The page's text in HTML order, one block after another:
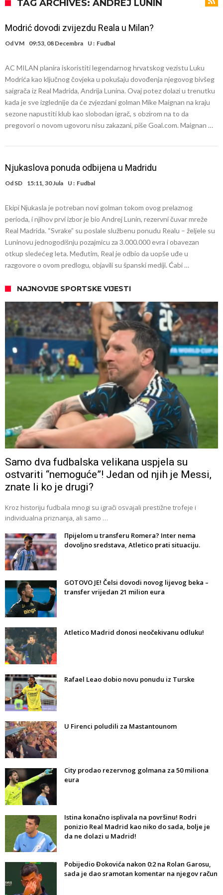
Rafael Leao dobio novu ponudu iz Turske
City prodao rezervnog golmana za 50 miliona eura
Istina konačno isplivala na površinu! Rodri ponizio Real Madrid kao
niko do sada, bolje je da ne dolazi u Madrid!
Pobijedio Đokovića nakon 0:2 na Rolan Garosu, sada je dao
sramotan komentar na njegov račun
Direktor FIA o drami Formule 1: “Ne možemo da idemo toliko
TAG ARCHIVES: ANDREJ LUNIN
Modrić dovodi zvijezdu Reala u Milan?
OdVM 09:53, 08 Decembra U : Fudbal
AC MILAN planira iskoristiti legendarnog hrvatskog vezistu Luku
Modrića kao ključnog čovjeka u pokušaju dovođenja njegovog bivšeg
saigrača iz Real Madrida, Andrija Lunina. Ovaj potez dolazi u trenutku
kada je sve izglednije da će zvjezdani golman Mike Maignan na kraju
sezone napustiti klub kao slobodan igrač, s obzirom na to da
pregovori o novom ugovoru nisu zakazani, piše Goal.com. Maignan …
Njukaslova ponuda odbijena u Madridu
Od SD 15:11, 30 Jula U : Fudbal
Ekipi Njukasla je potreban novi golman tokom ovog prelaznog
perioda, i njihov prvi izbor je bio Andrej Lunin, rezervni čuvar mreže
Real Madrida. “Svrake” su poslale službenu ponudu Realu – željele su
Luninovu jednogodišnju pozajmicu za 3.000.000 evra i obavezan
otkup sledećeg leta. Međutim, Real je odbio da uopše uđe u
razgovore o ovom predlogu, objavili su španski mediji. Ćabi …
NAJNOVIJE SPORTSKE VIJESTI
Samo dva fudbalska velikana uspjela su
ostvariti “nemoguće”! Jedan od njih je Messi,
znate li ko je drugi?
Kroz historiju fudbala mnogi su igrači osvajali prestižne trofeje i
individualna priznanja, ali samo …
Прijelom u transferu Romera? Inter nema
dovoljno sredstava, Atletico prati situaciju.
GOTOVO JE! Čelsi dovodi novog lijevog beka –
transfer vrijedan 21 milion eura
Atletico Madrid donosi neočekivanu odluku!
Rafael Leao dobio novu ponudu iz Turske
U Firenci poludili za Mastantounom
City prodao rezervnog golmana za 50 miliona
eura
Istina konačno isplivala na površinu! Rodri
ponizio Real Madrid kao niko do sada, bolje je
da ne dolazi u Madrid!
Pobijedio Đokovića nakon 0:2 na Rolan Garosu,
sada je dao sramotan komentar na njegov račun